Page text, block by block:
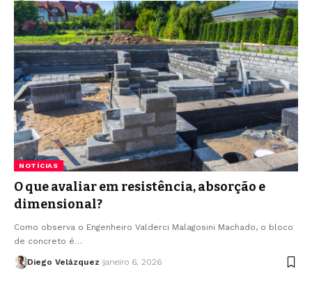
NOTÍCIAS
O que avaliar em resistência, absorção e
dimensional?
Como observa o Engenheiro Valderci Malagosini Machado, o bloco
de concreto é…
Diego Velázquez janeiro 6, 2026